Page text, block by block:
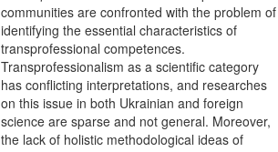
communities are confronted with the problem of
identifying the essential characteristics of
transprofessional competences.
Transprofessionalism as a scientific category
has conflicting interpretations, and researches
on this issue in both Ukrainian and foreign
science are sparse and not general. Moreover,
the lack of holistic methodological ideas of